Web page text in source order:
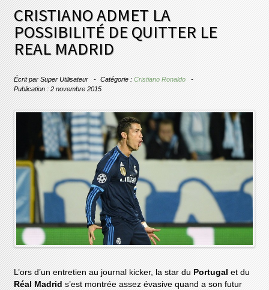
CRISTIANO ADMET LA
POSSIBILITÉ DE QUITTER LE
REAL MADRID
Écrit parSuper Utilisateur Catégorie :Cristiano Ronaldo
Publication : 2 novembre 2015
L’ors d’un entretien au journal kicker, la star du Portugal et du
Réal Madrid s’est montrée assez évasive quand a son futur